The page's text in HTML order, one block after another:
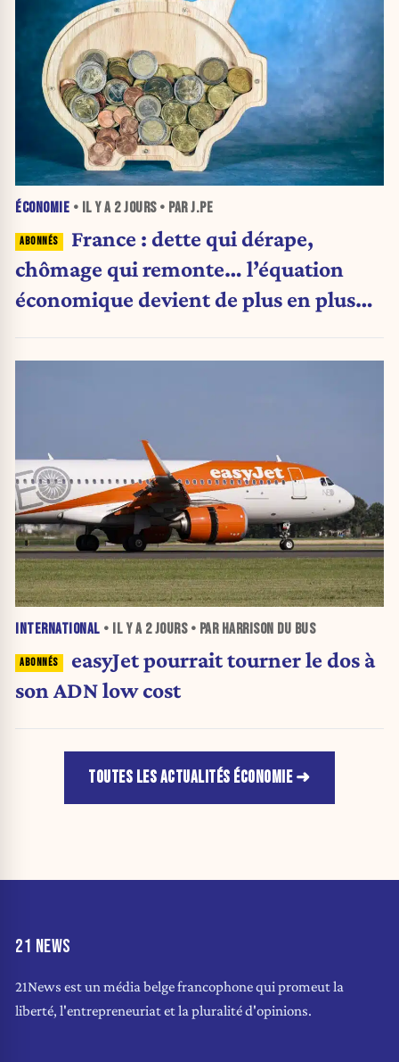
ÉCONOMIE • IL Y A 2 JOURS• PAR J.PE
France : dette qui dérape,
chômage qui remonte… l’équation
économique devient de plus en plus
INTERNATIONAL • IL Y A 2 JOURS• PAR HARRISON DU BUS
easyJet pourrait tourner le dos à
son ADN low cost
TOUTES LES ACTUALITÉS ÉCONOMIE
21 NEWS
21News est un média belge francophone qui promeut la
liberté, l'entrepreneuriat et la pluralité d'opinions.